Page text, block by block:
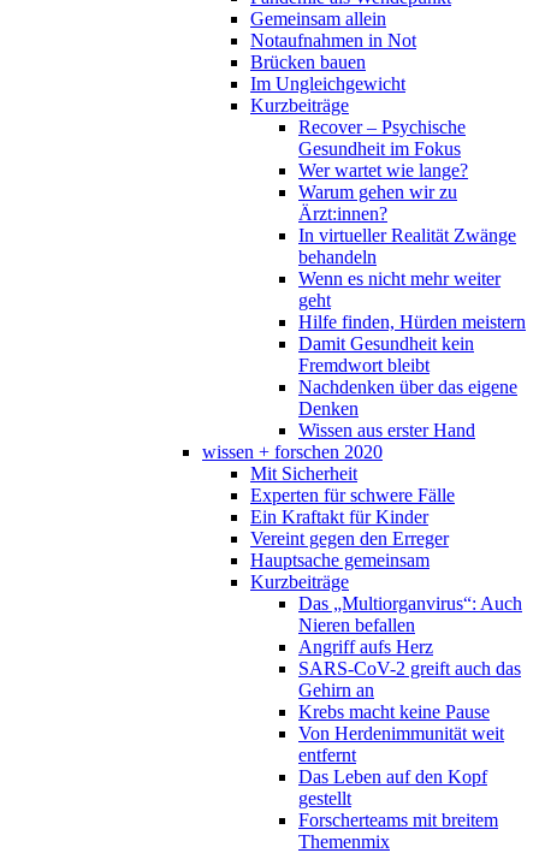
Gemeinsam allein
Notaufnahmen in Not
Brücken bauen
Im Ungleichgewicht
Kurzbeiträge
Recover – Psychische
Gesundheit im Fokus
Wer wartet wie lange?
Warum gehen wir zu
Ärzt:innen?
In virtueller Realität Zwänge
behandeln
Wenn es nicht mehr weiter
geht
Hilfe finden, Hürden meistern
Damit Gesundheit kein
Fremdwort bleibt
Nachdenken über das eigene
Denken
Wissen aus erster Hand
wissen + forschen 2020
Mit Sicherheit
Experten für schwere Fälle
Ein Kraftakt für Kinder
Vereint gegen den Erreger
Hauptsache gemeinsam
Kurzbeiträge
Das „Multiorganvirus“: Auch
Nieren befallen
Angriff aufs Herz
SARS-CoV-2 greift auch das
Gehirn an
Krebs macht keine Pause
Von Herdenimmunität weit
entfernt
Das Leben auf den Kopf
gestellt
Forscherteams mit breitem
Themenmix